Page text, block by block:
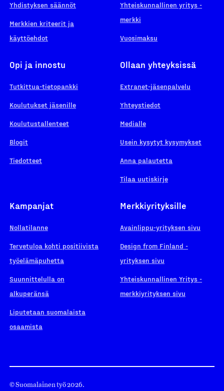
Yhdistyksen säännöt
Merkkien kriteerit ja
käyttöehdot
Yhteiskunnallinen yritys -
merkki
Vuosimaksu
Opi ja innostu
Tutkittua-tietopankki
Koulutukset jäsenille
Koulutustallenteet
Blogit
Tiedotteet
Ollaan yhteyksissä
Extranet-jäsenpalvelu
Yhteystiedot
Medialle
Usein kysytyt kysymykset
Anna palautetta
Tilaa uutiskirje
Kampanjat
Nollatilanne
Tervetuloa kohti positiivista
työelämäpuhetta
Suunnittelulla on
alkuperänsä
Liputetaan suomalaista
osaamista
Merkkiyrityksille
Avainlippu-yrityksen sivu
Design from Finland -
yrityksen sivu
Yhteiskunnallinen Yritys -
merkkiyrityksen sivu
© Suomalainen työ 2026.